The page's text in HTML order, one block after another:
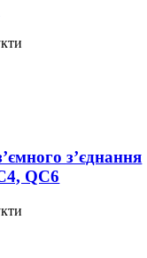
з’єднання
QC6